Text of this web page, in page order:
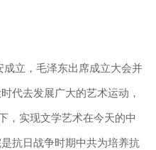
立，毛泽东出席成立大会并
代去发展广大的艺术运动，
，实现文学艺术在今天的中
抗日战争时期中共为培养抗